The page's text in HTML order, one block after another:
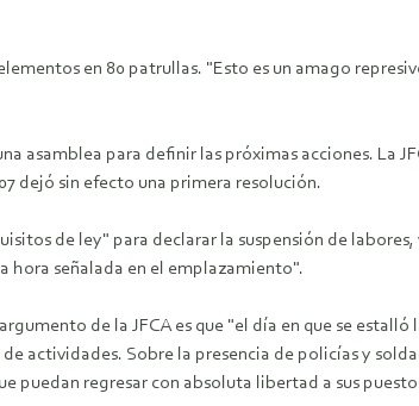
en 80 patrullas. "Esto es un amago
asamblea para definir las próximas acciones. La
dejó sin efecto una primera resolución.
de ley" para declarar la suspensión de
hora señalada en el emplazamiento".
de la JFCA es que "el día en que se
actividades. Sobre la presencia de policías y
puedan regresar con absoluta libertad a sus